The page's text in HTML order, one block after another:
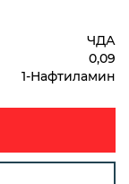
ЧДА
0,09
1-Нафтиламин